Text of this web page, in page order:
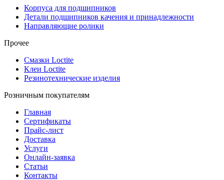
Корпуса для подшипников
Детали подшипников качения и принадлежности
Направляющие ролики
Прочее
Смазки Loctite
Клеи Loctite
Резинотехнические изделия
Розничным покупателям
Главная
Сертификаты
Прайс-лист
Доставка
Услуги
Онлайн-заявка
Статьи
Контакты